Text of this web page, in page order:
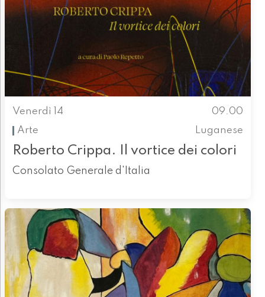
Venerdì 14
09.00
Arte
Luganese
Roberto Crippa. Il vortice dei colori
Consolato Generale d'Italia